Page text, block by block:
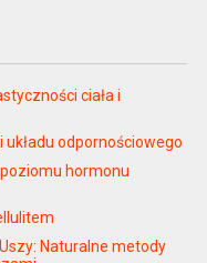
ciała i
odpornościowego
hormonu
Naturalne metody